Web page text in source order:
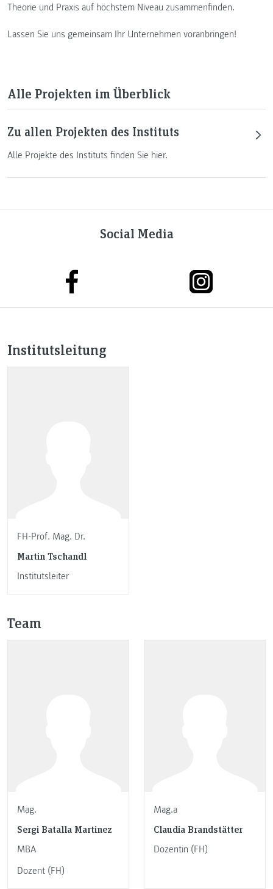
Theorie und Praxis auf höchstem Niveau zusammenfinden.
Lassen Sie uns gemeinsam Ihr Unternehmen voranbringen!
Alle Projekten im Überblick
Zu allen Projekten des Instituts
Alle Projekte des Instituts finden Sie hier.
Social Media
Institutsleitung
FH-Prof. Mag. Dr.
Martin Tschandl
Institutsleiter
Team
Mag.
Sergi Batalla Martinez
MBA
Dozent (FH)
Mag.a
Claudia Brandstätter
Dozentin (FH)